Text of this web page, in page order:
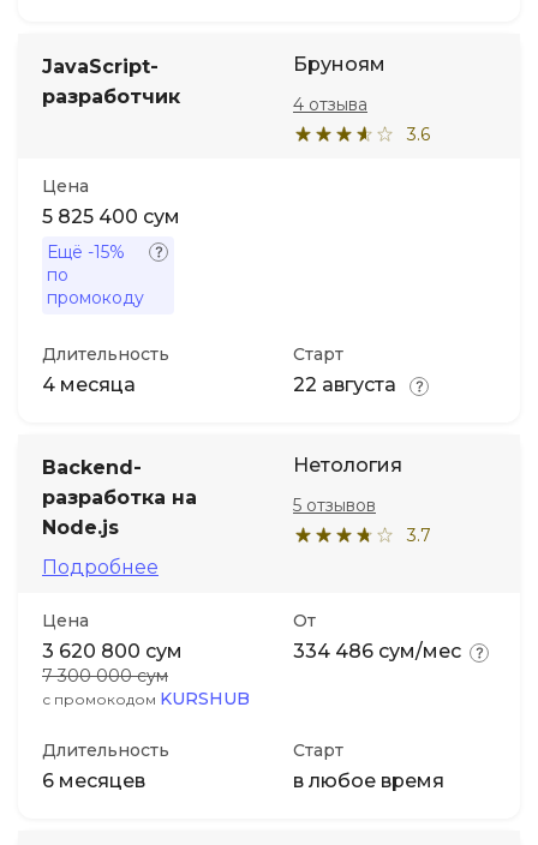
JavaScript-
разработчик
Бруноям
3.6
4 отзыва
Цена
5 825 400 сум
Ещё -15%
по
промокоду
Длительность
4 месяца
Старт
22 августа
Backend-
разработка на
Node.js
Подробнее
Нетология
3.7
5 отзывов
Цена
3 620 800 сум
7 300 000 сум
с промокодом KURSHUB
От
334 486 сум/мес
Длительность
6 месяцев
Старт
в любое время